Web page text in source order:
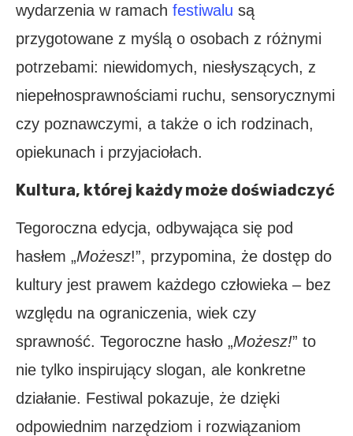
wydarzenia w ramach festiwalu są
przygotowane z myślą o osobach z różnymi
potrzebami: niewidomych, niesłyszących, z
niepełnosprawnościami ruchu, sensorycznymi
czy poznawczymi, a także o ich rodzinach,
opiekunach i przyjaciołach.
Kultura, której każdy może doświadczyć
Tegoroczna edycja, odbywająca się pod
hasłem „Możesz!”, przypomina, że dostęp do
kultury jest prawem każdego człowieka – bez
względu na ograniczenia, wiek czy
sprawność. Tegoroczne hasło „Możesz!” to
nie tylko inspirujący slogan, ale konkretne
działanie. Festiwal pokazuje, że dzięki
odpowiednim narzędziom i rozwiązaniom